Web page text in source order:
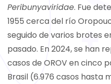
Peribunyaviridae. Fue
1955 cerca del río
seguido de varios brotes
pasado. En 2024, se han
casos de OROV en cinco
Brasil (6.976 casos hasta